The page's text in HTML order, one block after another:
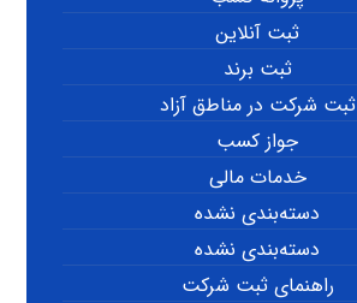
ثبت آنلاین
ثبت برند
ثبت شرکت در مناطق آزاد
جواز کسب
خدمات مالی
دسته‌بندی نشده
دسته‌بندی نشده
راهنمای ثبت شرکت